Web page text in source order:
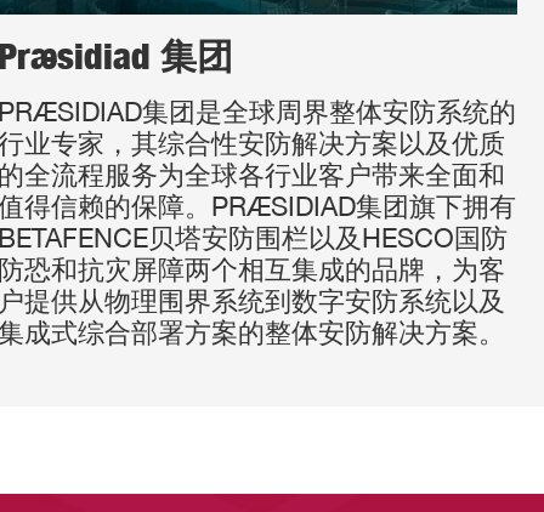
集团
集团是全球周界整体安防系统的
业专家，其综合性安防解决方案以及优质
全流程服务为全球各行业客户带来全面和
得信赖的保障。PRÆSIDIAD集团旗下拥有
贝塔安防围栏以及HESCO国防
恐和抗灾屏障两个相互集成的品牌，为客
提供从物理围界系统到数字安防系统以及
成式综合部署方案的整体安防解决方案。